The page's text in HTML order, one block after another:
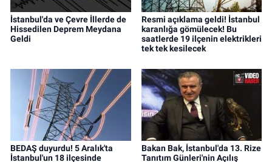
İstanbul'da ve Çevre İllerde de
Hissedilen Deprem Meydana
Geldi
Resmi açıklama geldi! İstanbul
karanlığa gömülecek! Bu
saatlerde 19 ilçenin elektrikleri
tek tek kesilecek
BEDAŞ duyurdu! 5 Aralık'ta
İstanbul'un 18 ilçesinde
Bakan Bak, İstanbul'da 13. Rize
Tanıtım Günleri'nin Açılış